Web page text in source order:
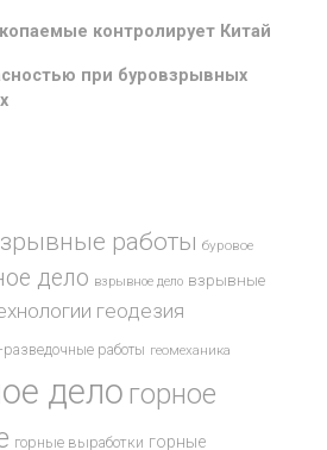
контролирует Китай
при буровзрывных
работы буровое
дело взрывное дело взрывные
геодезия
разведочные работы геомеханика
дело горное
горные выработки горные